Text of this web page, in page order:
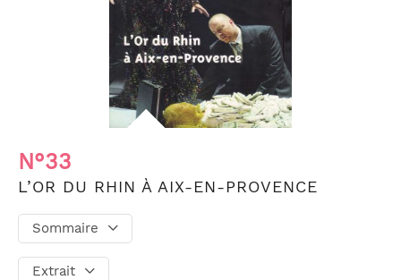
N°33
L’OR DU RHIN À AIX-EN-PROVENCE
Sommaire
Extrait